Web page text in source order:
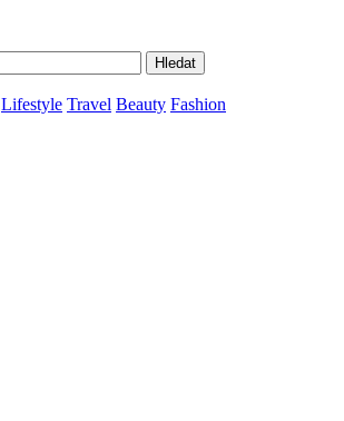
Lifestyle Travel Beauty Fashion